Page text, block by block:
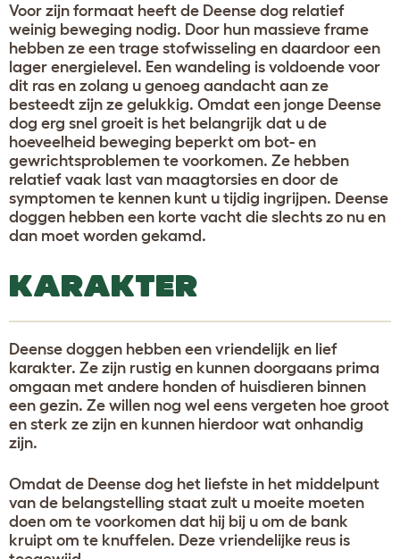
Voor zijn formaat heeft de Deense dog relatief
weinig beweging nodig. Door hun massieve frame
hebben ze een trage stofwisseling en daardoor een
lager energielevel. Een wandeling is voldoende voor
dit ras en zolang u genoeg aandacht aan ze
besteedt zijn ze gelukkig. Omdat een jonge Deense
dog erg snel groeit is het belangrijk dat u de
hoeveelheid beweging beperkt om bot- en
gewrichtsproblemen te voorkomen. Ze hebben
relatief vaak last van maagtorsies en door de
symptomen te kennen kunt u tijdig ingrijpen. Deense
doggen hebben een korte vacht die slechts zo nu en
dan moet worden gekamd.
KARAKTER
Deense doggen hebben een vriendelijk en lief
karakter. Ze zijn rustig en kunnen doorgaans prima
omgaan met andere honden of huisdieren binnen
een gezin. Ze willen nog wel eens vergeten hoe groot
en sterk ze zijn en kunnen hierdoor wat onhandig
zijn.
Omdat de Deense dog het liefste in het middelpunt
van de belangstelling staat zult u moeite moeten
doen om te voorkomen dat hij bij u om de bank
kruipt om te knuffelen. Deze vriendelijke reus is